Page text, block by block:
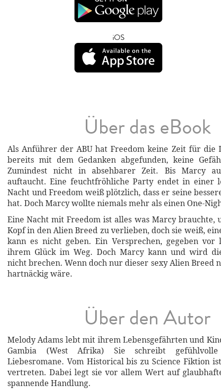
iOS
Über das eBook
Als Anführer der ABU hat Freedom keine Zeit für die
bereits mit dem Gedanken abgefunden, keine
Zumindest nicht in absehbarer Zeit. Bis Marcy
auftaucht. Eine feuchtfröhliche Party endet in einer
Nacht und Freedom weiß plötzlich, dass er seine
hat. Doch Marcy wollte niemals mehr als einen One-
Eine Nacht mit Freedom ist alles was Marcy brauchte,
Kopf in den Alien Breed zu verlieben, doch sie weiß,
kann es nicht geben. Ein Versprechen, gegeben vor
ihrem Glück im Weg. Doch Marcy kann und wird
nicht brechen. Wenn doch nur dieser sexy Alien Breed
hartnäckig wäre.
Über den Autor
Melody Adams lebt mit ihrem Lebensgefährten und
Gambia (West Afrika) Sie schreibt
Liebesromane. Vom Historical bis zu Science Fiktion
vertreten. Dabei legt sie vor allem Wert auf
spannende Handlung.